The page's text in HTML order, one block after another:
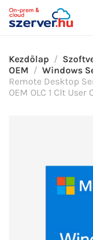
Kezdőlap
OEM
Windows
Remote Desktop
OEM OLC 1 Clt User